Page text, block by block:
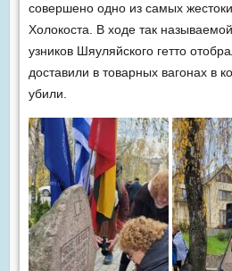
совершено одно из самых
Холокоста. В ходе так
узников Шяуляйского гетто
доставили в товарных вагонах в
убили.